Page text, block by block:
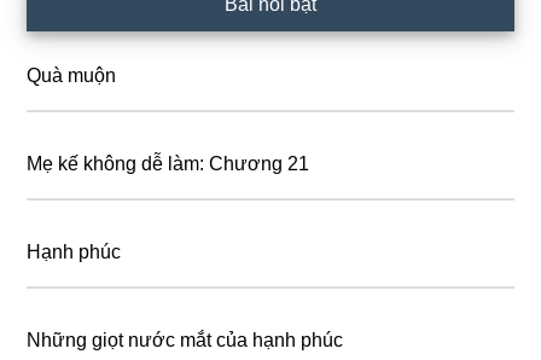
Sidebar
Bài nổi bật
Quà muộn
Mẹ kế không dễ làm: Chương 21
Hạnh phúc
Những giọt nước mắt của hạnh phúc